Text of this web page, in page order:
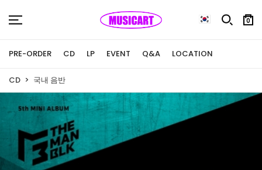
0
PRE-ORDER CD LP EVENT Q&A LOCATION
CD 국내 음반